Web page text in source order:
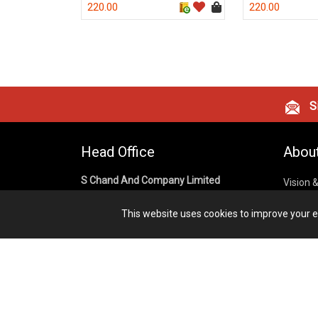
This website uses cookies to improve your
220.00 220.00
Head Office
S Chand And Company Limited
Sector – 02, Noida 201301,
Uttar Pradesh (India)
Vision
Privacy